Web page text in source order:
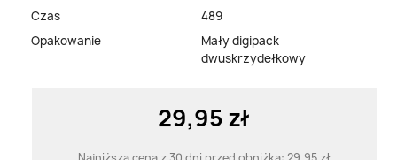
Czas
489
Opakowanie
Mały digipack
dwuskrzydełkowy
29,95 zł